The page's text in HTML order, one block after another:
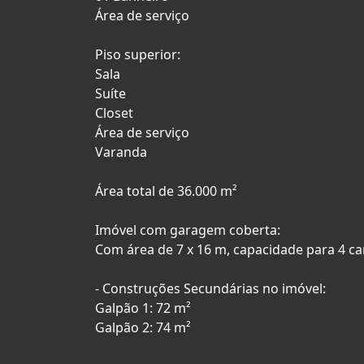
Área de serviço
Piso superior:
Sala
Suíte
Closet
Área de serviço
Varanda
Área total de 36.000 m²
Imóvel com garagem coberta:
Com área de 7 x 16 m, capacidade para 4
- Construções Secundárias no imóvel:
Galpão 1: 72 m²
Galpão 2: 74 m²